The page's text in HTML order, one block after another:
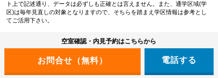
ト上で記述通り、データは必ずしも正確とは言えません。また、通学区域(学
区)は毎年見直しの対象となりますので、そちらを踏まえ学区情報は参考とし
てご活用下さい。
空室確認・内見予約はこちらから
電話する